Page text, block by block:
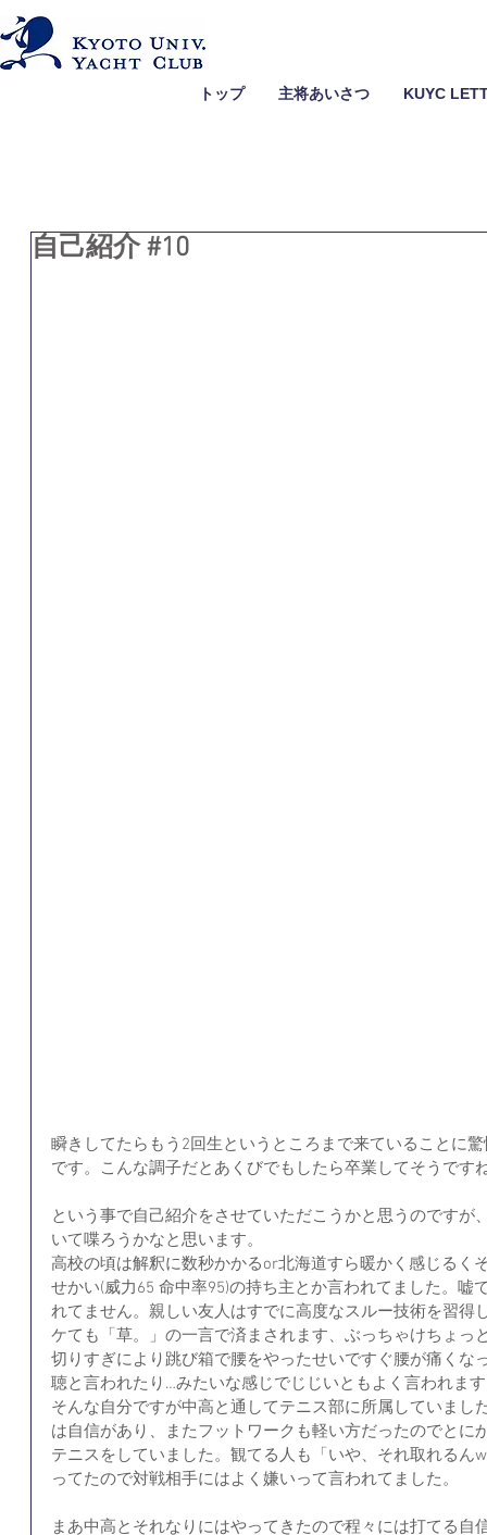
トップ 主将あいさつ KUYC
自己紹介 #10
瞬きしてたらもう2回生というところまで来ていることに
です。こんな調子だとあくびでもしたら卒業してそうです
という事で自己紹介をさせていただこうかと思うのですが
いて喋ろうかなと思います。
高校の頃は解釈に数秒かかるor北海道すら暖かく感じるく
せかい(威力65 命中率95)の持ち主とか言われてました。嘘
れてません。親しい友人はすでに高度なスルー技術を習得
ケても「草。」の一言で済まされます、ぶっちゃけちょっ
切りすぎにより跳び箱で腰をやったせいですぐ腰が痛くな
聴と言われたり…みたいな感じでじじいともよく言われま
そんな自分ですが中高と通してテニス部に所属していまし
は自信があり、またフットワークも軽い方だったのでとに
テニスをしていました。観てる人も「いや、それ取れるん
ってたので対戦相手にはよく嫌いって言われてました。
まあ中高とそれなりにはやってきたので程々には打てる自